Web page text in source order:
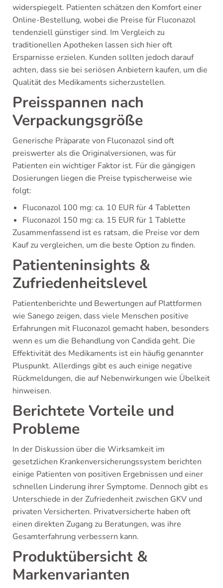
widerspiegelt. Patienten schätzen den Komfort einer
Online-Bestellung, wobei die Preise für Fluconazol
tendenziell günstiger sind. Im Vergleich zu
traditionellen Apotheken lassen sich hier oft
Ersparnisse erzielen. Kunden sollten jedoch darauf
achten, dass sie bei seriösen Anbietern kaufen, um die
Qualität des Medikaments sicherzustellen.
Preisspannen nach
Verpackungsgröße
Generische Präparate von Fluconazol sind oft
preiswerter als die Originalversionen, was für
Patienten ein wichtiger Faktor ist. Für die gängigen
Dosierungen liegen die Preise typischerweise wie
folgt:
Fluconazol 100 mg: ca. 10 EUR für 4 Tabletten
Fluconazol 150 mg: ca. 15 EUR für 1 Tablette
Zusammenfassend ist es ratsam, die Preise vor dem
Kauf zu vergleichen, um die beste Option zu finden.
Patienteninsights &
Zufriedenheitslevel
Patientenberichte und Bewertungen auf Plattformen
wie Sanego zeigen, dass viele Menschen positive
Erfahrungen mit Fluconazol gemacht haben, besonders
wenn es um die Behandlung von Candida geht. Die
Effektivität des Medikaments ist ein häufig genannter
Pluspunkt. Allerdings gibt es auch einige negative
Rückmeldungen, die auf Nebenwirkungen wie Übelkeit
hinweisen.
Berichtete Vorteile und
Probleme
In der Diskussion über die Wirksamkeit im
gesetzlichen Krankenversicherungssystem berichten
einige Patienten von positiven Ergebnissen und einer
schnellen Linderung ihrer Symptome. Dennoch gibt es
Unterschiede in der Zufriedenheit zwischen GKV und
privaten Versicherten. Privatversicherte haben oft
einen direkten Zugang zu Beratungen, was ihre
Gesamterfahrung verbessern kann.
Produktübersicht &
Markenvarianten